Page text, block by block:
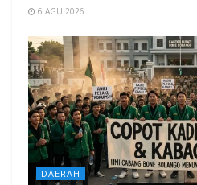
6 AGU 2026
DAERAH